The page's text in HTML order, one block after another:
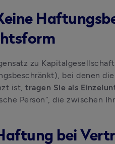
zu
bei denen
ist, tragen Sie als
Person“, die zwischen
bei